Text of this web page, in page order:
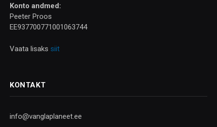
Konto andmed:
Peeter Proos
EE937700771001063744
Vaata lisaks siit
KONTAKT
info@vanglaplaneet.ee